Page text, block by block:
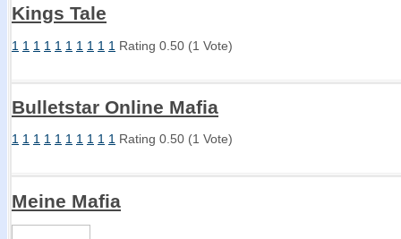
Kings Tale
1 1 1 1 1 1 1 1 1 1 Rating 0.50 (1 Vote)
Bulletstar Online Mafia
1 1 1 1 1 1 1 1 1 1 Rating 0.50 (1 Vote)
Meine Mafia